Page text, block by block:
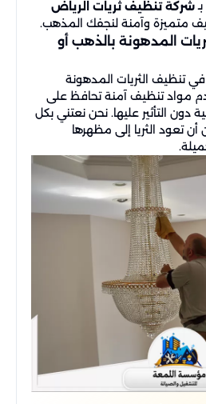
شركة تنظيف ثريات الرياض
متميزة وآمنة لنجفك المذهب.
المدهونة بالذهب أو
تنظيف الثريات المدهونة
مواد تنظيف آمنة تحافظ على
دون التأثير عليها. نحن نعتني بكل
تعود الثريا إلى مظهرها